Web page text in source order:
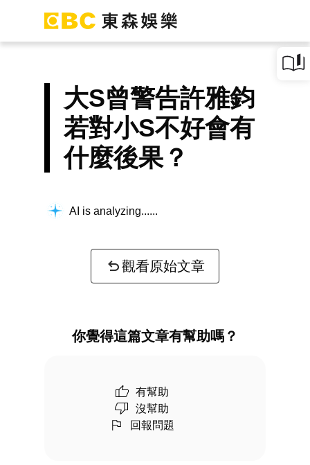
大S曾警告許雅鈞
若對小S不好會有
什麼後果？
AI is analyzing...
觀看原始文章
你覺得這篇文章有幫助嗎？
有幫助
沒幫助
回報問題